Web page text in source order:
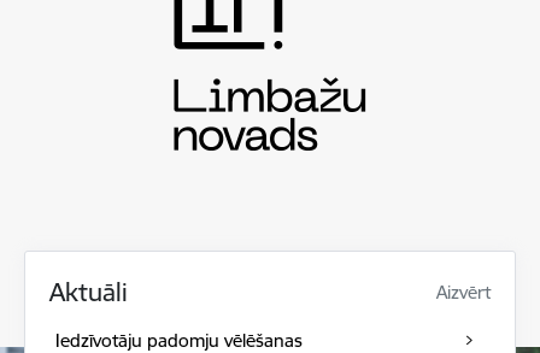
Aktuāli Aizvērt
Iedzīvotāju padomju vēlēšanas